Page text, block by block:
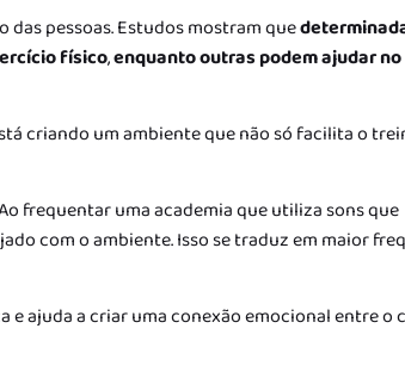
pessoas. Estudos mostram que
físico,enquanto outras podem ajudar no
criando um ambiente que não só facilita o
frequentar uma academia que utiliza sons que
com o ambiente. Isso se traduz em maior
ajuda a criar uma conexão emocional entre o